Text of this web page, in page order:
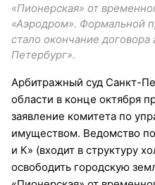
«Пионерская» от
«Аэродром». Формальной
стало окончание
Петербург».
Арбитражный суд Санкт-
области в конце октября
заявление комитета по
имуществом. Ведомство
и К» (входит в структуру
освободить городскую